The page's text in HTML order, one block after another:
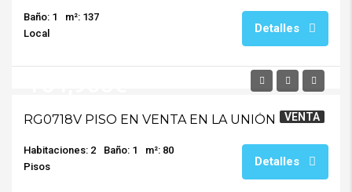
Baño: 1
m²: 137
Local
Detalles
VENTA
RG0718V PISO EN VENTA EN LA UNIÓN
Habitaciones: 2 Baño: 1
m²: 80
Pisos
Detalles